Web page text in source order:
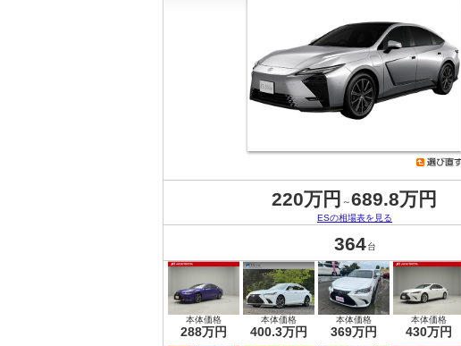
220万円 ～689.8万円
ESの相場表を見る
364 台
本体価格
288万円
本体価格
400.3万円
本体価格
369万円
本体価格
430万円